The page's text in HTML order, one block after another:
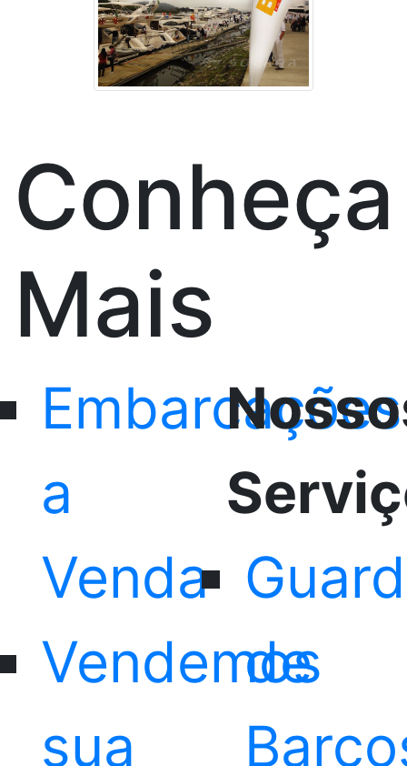
Conheça
Mais
Embarcações
a
Venda
Vendemos
sua
de